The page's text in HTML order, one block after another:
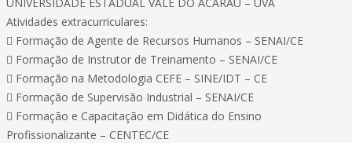
Atividades extracurriculares:
 Formação de Agente de Recursos Humanos – SENAI/CE
 Formação de Instrutor de Treinamento – SENAI/CE
 Formação na Metodologia CEFE – SINE/IDT – CE
 Formação de Supervisão Industrial – SENAI/CE
 Formação e Capacitação em Didática do Ensino
Profissionalizante – CENTEC/CE